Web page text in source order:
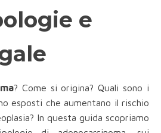
e
? Come si origina? Quali sono i
esposti che aumentano il rischio
In questa guida scopriamo